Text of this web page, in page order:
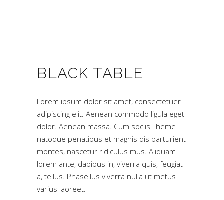
BLACK TABLE
Lorem ipsum dolor sit amet, consectetuer
adipiscing elit. Aenean commodo ligula eget
dolor. Aenean massa. Cum sociis Theme
natoque penatibus et magnis dis parturient
montes, nascetur ridiculus mus. Aliquam
lorem ante, dapibus in, viverra quis, feugiat
a, tellus. Phasellus viverra nulla ut metus
varius laoreet.